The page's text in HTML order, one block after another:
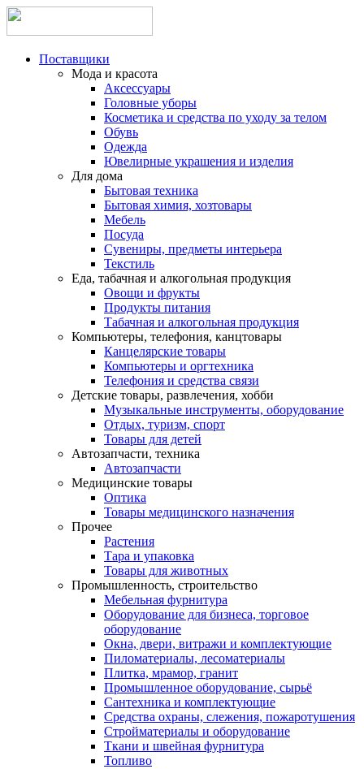
Поставщики
Мода и красота
Аксессуары
Головные уборы
Косметика и средства по уходу за телом
Обувь
Одежда
Ювелирные украшения и изделия
Для дома
Бытовая техника
Бытовая химия, хозтовары
Мебель
Посуда
Сувениры, предметы интерьера
Текстиль
Еда, табачная и алкогольная продукция
Овощи и фрукты
Продукты питания
Табачная и алкогольная продукция
Компьютеры, телефония, канцтовары
Канцелярские товары
Компьютеры и оргтехника
Телефония и средства связи
Детские товары, развлечения, хобби
Музыкальные инструменты, оборудование
Отдых, туризм, спорт
Товары для детей
Автозапчасти, техника
Автозапчасти
Медицинские товары
Оптика
Товары медицинского назначения
Прочее
Растения
Тара и упаковка
Товары для животных
Промышленность, строительство
Мебельная фурнитура
Оборудование для бизнеса, торговое
оборудование
Окна, двери, витражи и комплектующие
Пиломатериалы, лесоматериалы
Плитка, мрамор, гранит
Промышленное оборудование, сырьё
Сантехника и комплектующие
Средства охраны, слежения, пожаротушения
Стройматериалы и оборудование
Ткани и швейная фурнитура
Топливо